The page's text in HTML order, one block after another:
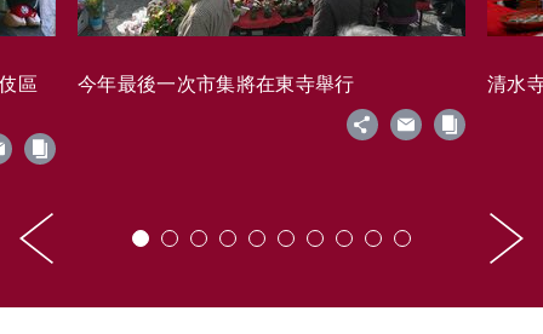
區 今年最後一次市集將在東寺舉行 清水